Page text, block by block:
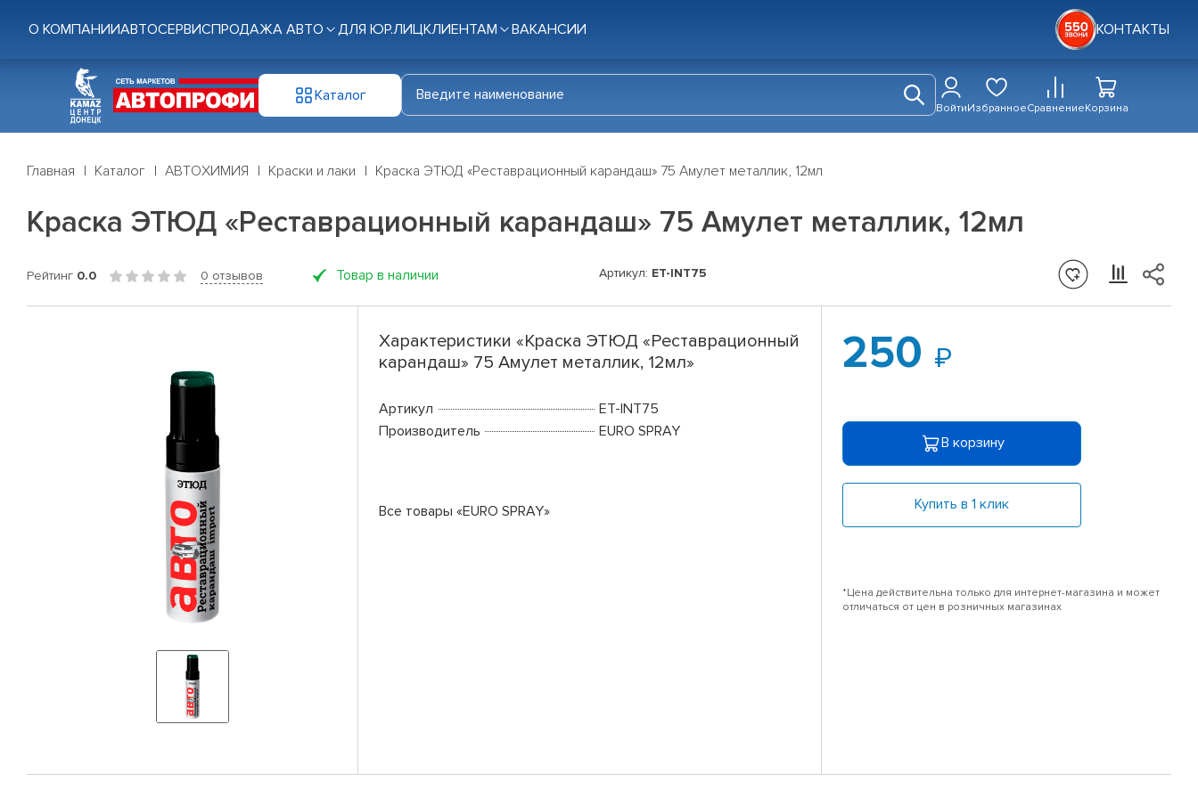
О КОМПАНИИАВТОСЕРВИСПРОДАЖА АВТО ДЛЯ ЮР.ЛИЦКЛИЕНТАМ ВАКАНСИИ КОНТАКТЫ
Каталог
ВойтиИзбранноеСравнениеКорзина
Главная Каталог АВТОХИМИЯ Краски и лаки Краска ЭТЮД «Реставрационный карандаш» 75 Амулет металлик, 12мл
Краска ЭТЮД «Реставрационный карандаш» 75 Амулет металлик, 12мл
Рейтинг 0.0 0 отзывов Товар в наличии Артикул: ET-INT75
Характеристики «Краска ЭТЮД «Реставрационный
карандаш» 75 Амулет металлик, 12мл»
Артикул
ET-INT75
Производитель
EURO SPRAY
Все товары «EURO SPRAY»
250
В корзину
Купить в 1 клик
*Цена действительна только для интернет-магазина и может
отличаться от цен в розничных магазинах